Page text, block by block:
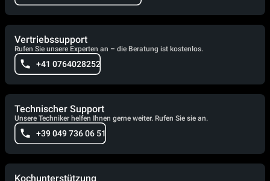
Vertriebssupport
Rufen Sie unsere Experten an – die Beratung ist kostenlos.
+41 0764028252
Technischer Support
Unsere Techniker helfen Ihnen gerne weiter. Rufen Sie sie an.
+39 049 736 06 51
Kochunterstützung